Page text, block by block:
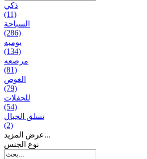
ذكي
(11)
السباحة
(286)
يومیه
(134)
مرصعه
(81)
الغوص
(79)
للحفلات
(54)
تسلق الجبال
(2)
عرض المزيد...
نوع الجنس